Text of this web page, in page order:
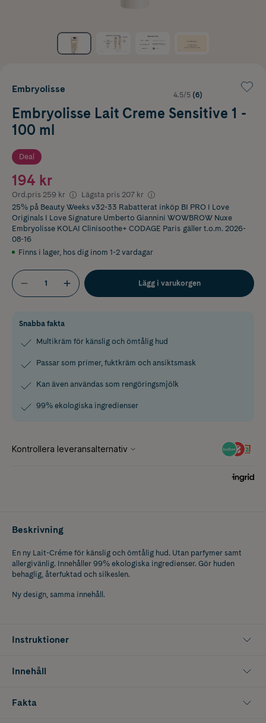
Embryolisse
4.5/5 (6)
Embryolisse Lait Creme Sensitive 1 -
100 ml
Deal
194 kr
Ord.pris 259 kr Lägsta pris 207 kr
25% på Beauty Weeks v32-33 Rabatterat inköp BI PRO I Love
Originals I Love Signature Umberto Giannini WOWBROW Nuxe
Embryolisse KOLAI Clinisoothe+ CODAGE Paris gäller t.o.m. 2026-
08-16
Finns i lager, hos dig inom 1-2 vardagar
Lägg i varukorgen
Snabba fakta
Multikräm för känslig och ömtålig hud
Passar som primer, fuktkräm och ansiktsmask
Kan även användas som rengöringsmjölk
99% ekologiska ingredienser
Beskrivning
En ny Lait-Créme för känslig och ömtålig hud. Utan parfymer samt
allergivänlig. Innehåller 99% ekologiska ingredienser. Gör huden
behaglig, återfuktad och silkeslen.
Ny design, samma innehåll.
Instruktioner
Innehåll
Fakta